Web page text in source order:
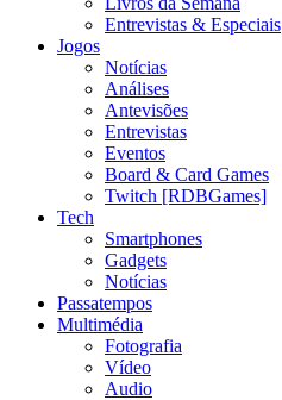
Entrevistas & Especiais
Jogos
Notícias
Análises
Antevisões
Entrevistas
Eventos
Board & Card Games
Twitch [RDBGames]
Tech
Smartphones
Gadgets
Notícias
Passatempos
Multimédia
Fotografia
Vídeo
Audio